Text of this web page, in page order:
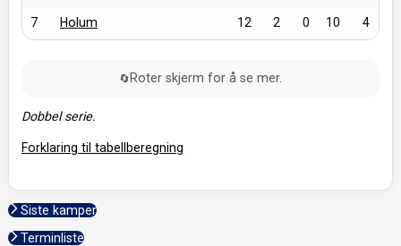
7 Holum 12 2 0 10 4
🔄 Roter skjerm for å se mer.
Dobbel serie.
Forklaring til tabellberegning
Siste kamper
Terminliste